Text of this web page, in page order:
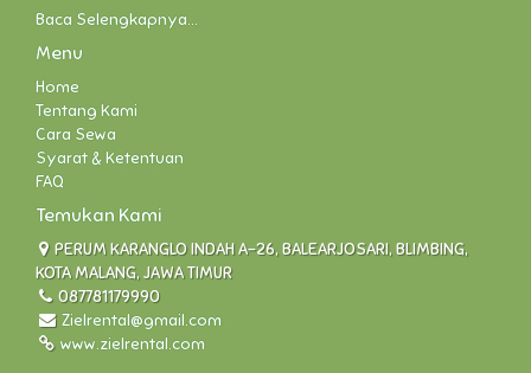
Baca Selengkapnya...
Menu
Home
Tentang Kami
Cara Sewa
Syarat & Ketentuan
FAQ
Temukan Kami
PERUM KARANGLO INDAH A-26, BALEARJOSARI, BLIMBING,
KOTA MALANG, JAWA TIMUR
087781179990
Zielrental@gmail.com
www.zielrental.com